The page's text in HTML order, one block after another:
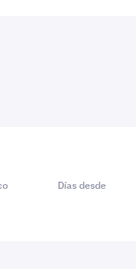
Días desde